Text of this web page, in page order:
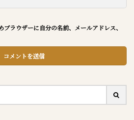
ラウザーに自分の名前、メールアドレス、